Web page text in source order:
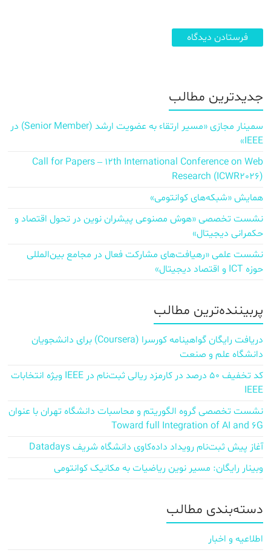
جدیدترین مطالب
سمینار مجازی «مسیر ارتقاء به عضویت ارشد (Senior Member) در
IEEE»
Call for Papers – 12th International Conference on Web
Research (ICWR2026)
همایش «شبکه‌های کوانتومی»
نشست تخصصی «هوش مصنوعی پیشران نوین در تحول اقتصاد و
حکمرانی دیجیتال»
نشست علمی «رهیافت‌های مشارکت فعال در مجامع بین‌المللی
حوزه ICT و اقتصاد دیجیتال»
پربیننده‌ترین مطالب
دریافت رایگان گواهینامه کورسرا (Coursera) برای دانشجویان
دانشگاه علم و صنعت
کد تخفیف ۵۰ درصد در کارمزد ریالی ثبت‌نام در IEEE ویژه انتخابات
IEEE
نشست تخصصی گروه الگوریتم و محاسبات دانشگاه تهران با عنوان
Toward full Integration of AI and 6G
آغاز پیش‌ ثبت‌نام رویداد داده‌کاوی دانشگاه شریف Datadays
وبینار رایگان: مسیر نوین ریاضیات به مکانیک کوانتومی
دسته‌بندی مطالب
اطلاعیه و اخبار